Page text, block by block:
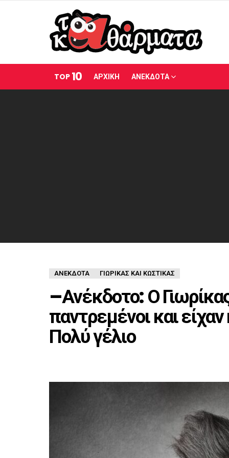
TOP 10 ΑΡΧΙΚΗ ΑΝΕΚΔΟΤΑ
ΑΝΈΚΔΟΤΑ ΓΙΩΡΙΚΑΣ ΚΑΙ ΚΩΣΤΙΚΑΣ
–Ανέκδοτο: Ο
παντρεμένοι και
Πολύ γέλιο